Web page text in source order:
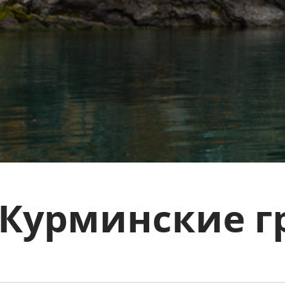
Курминские